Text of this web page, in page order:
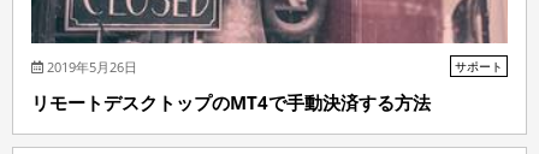
2019年5月26日 サポート
リモートデスクトップのMT4で手動決済する方法